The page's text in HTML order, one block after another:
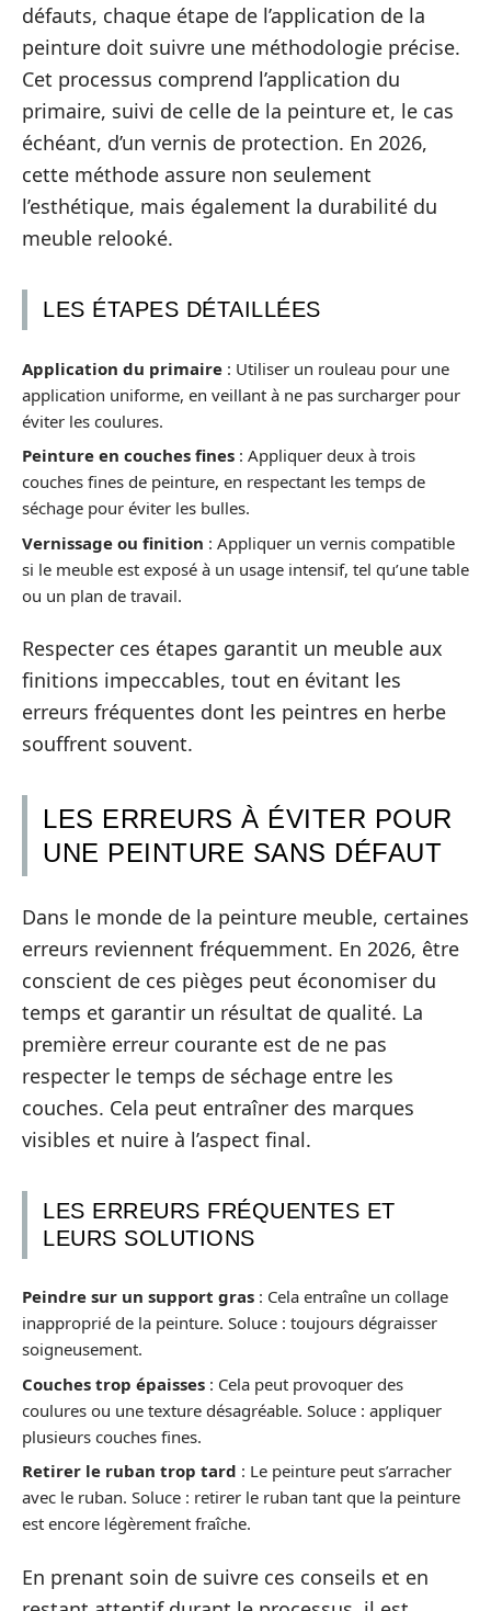
défauts, chaque étape de l’application de la
peinture doit suivre une méthodologie précise.
Cet processus comprend l’application du
primaire, suivi de celle de la peinture et, le cas
échéant, d’un vernis de protection. En 2026,
cette méthode assure non seulement
l’esthétique, mais également la durabilité du
meuble relooké.
LES ÉTAPES DÉTAILLÉES
Application du primaire : Utiliser un rouleau pour une
application uniforme, en veillant à ne pas surcharger pour
éviter les coulures.
Peinture en couches fines : Appliquer deux à trois
couches fines de peinture, en respectant les temps de
séchage pour éviter les bulles.
Vernissage ou finition : Appliquer un vernis compatible
si le meuble est exposé à un usage intensif, tel qu’une table
ou un plan de travail.
Respecter ces étapes garantit un meuble aux
finitions impeccables, tout en évitant les
erreurs fréquentes dont les peintres en herbe
souffrent souvent.
LES ERREURS À ÉVITER POUR
UNE PEINTURE SANS DÉFAUT
Dans le monde de la peinture meuble, certaines
erreurs reviennent fréquemment. En 2026, être
conscient de ces pièges peut économiser du
temps et garantir un résultat de qualité. La
première erreur courante est de ne pas
respecter le temps de séchage entre les
couches. Cela peut entraîner des marques
visibles et nuire à l’aspect final.
LES ERREURS FRÉQUENTES ET
LEURS SOLUTIONS
Peindre sur un support gras : Cela entraîne un collage
inapproprié de la peinture. Soluce : toujours dégraisser
soigneusement.
Couches trop épaisses : Cela peut provoquer des
coulures ou une texture désagréable. Soluce : appliquer
plusieurs couches fines.
Retirer le ruban trop tard : Le peinture peut s’arracher
avec le ruban. Soluce : retirer le ruban tant que la peinture
est encore légèrement fraîche.
En prenant soin de suivre ces conseils et en